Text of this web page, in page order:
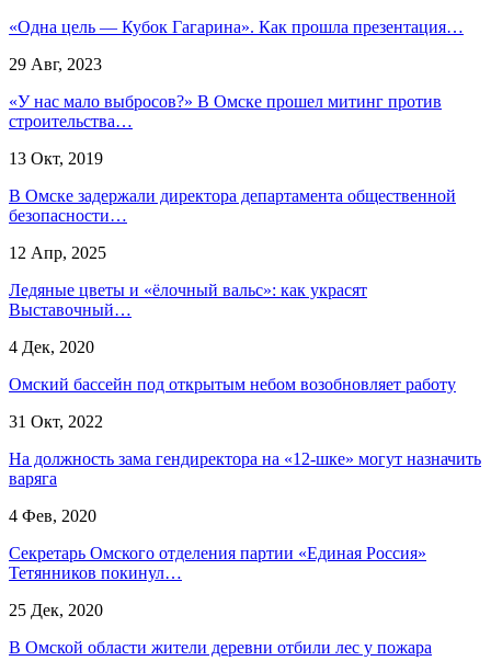
«Одна цель — Кубок Гагарина». Как прошла презентация…
29 Авг, 2023
«У нас мало выбросов?» В Омске прошел митинг против
строительства…
13 Окт, 2019
В Омске задержали директора департамента общественной
безопасности…
12 Апр, 2025
Ледяные цветы и «ёлочный вальс»: как украсят
Выставочный…
4 Дек, 2020
Омский бассейн под открытым небом возобновляет работу
31 Окт, 2022
На должность зама гендиректора на «12-шке» могут назначить
варяга
4 Фев, 2020
Секретарь Омского отделения партии «Единая Россия»
Тетянников покинул…
25 Дек, 2020
В Омской области жители деревни отбили лес у пожара